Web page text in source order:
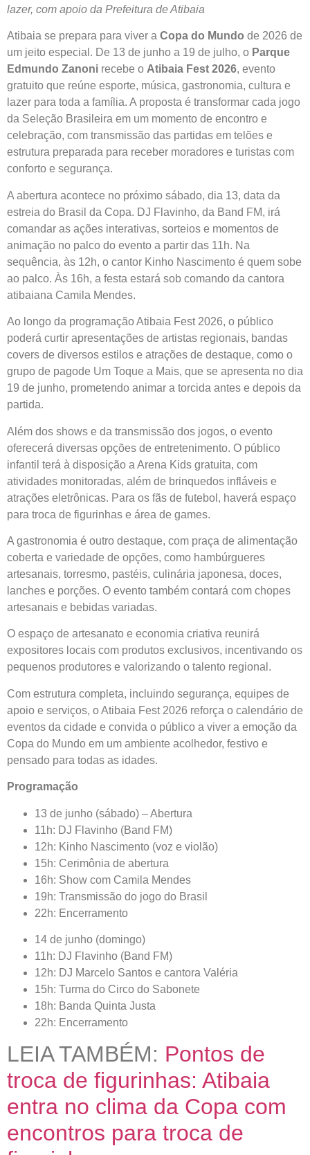
lazer, com apoio da Prefeitura de Atibaia
Atibaia se prepara para viver a Copa do Mundo de 2026 de
um jeito especial. De 13 de junho a 19 de julho, o Parque
Edmundo Zanoni recebe o Atibaia Fest 2026, evento
gratuito que reúne esporte, música, gastronomia, cultura e
lazer para toda a família. A proposta é transformar cada jogo
da Seleção Brasileira em um momento de encontro e
celebração, com transmissão das partidas em telões e
estrutura preparada para receber moradores e turistas com
conforto e segurança.
A abertura acontece no próximo sábado, dia 13, data da
estreia do Brasil da Copa. DJ Flavinho, da Band FM, irá
comandar as ações interativas, sorteios e momentos de
animação no palco do evento a partir das 11h. Na
sequência, às 12h, o cantor Kinho Nascimento é quem sobe
ao palco. Às 16h, a festa estará sob comando da cantora
atibaiana Camila Mendes.
Ao longo da programação Atibaia Fest 2026, o público
poderá curtir apresentações de artistas regionais, bandas
covers de diversos estilos e atrações de destaque, como o
grupo de pagode Um Toque a Mais, que se apresenta no dia
19 de junho, prometendo animar a torcida antes e depois da
partida.
Além dos shows e da transmissão dos jogos, o evento
oferecerá diversas opções de entretenimento. O público
infantil terá à disposição a Arena Kids gratuita, com
atividades monitoradas, além de brinquedos infláveis e
atrações eletrônicas. Para os fãs de futebol, haverá espaço
para troca de figurinhas e área de games.
A gastronomia é outro destaque, com praça de alimentação
coberta e variedade de opções, como hambúrgueres
artesanais, torresmo, pastéis, culinária japonesa, doces,
lanches e porções. O evento também contará com chopes
artesanais e bebidas variadas.
O espaço de artesanato e economia criativa reunirá
expositores locais com produtos exclusivos, incentivando os
pequenos produtores e valorizando o talento regional.
Com estrutura completa, incluindo segurança, equipes de
apoio e serviços, o Atibaia Fest 2026 reforça o calendário de
eventos da cidade e convida o público a viver a emoção da
Copa do Mundo em um ambiente acolhedor, festivo e
pensado para todas as idades.
Programação
13 de junho (sábado) – Abertura
11h: DJ Flavinho (Band FM)
12h: Kinho Nascimento (voz e violão)
15h: Cerimônia de abertura
16h: Show com Camila Mendes
19h: Transmissão do jogo do Brasil
22h: Encerramento
14 de junho (domingo)
11h: DJ Flavinho (Band FM)
12h: DJ Marcelo Santos e cantora Valéria
15h: Turma do Circo do Sabonete
18h: Banda Quinta Justa
22h: Encerramento
LEIA TAMBÉM: Pontos de
troca de figurinhas: Atibaia
entra no clima da Copa com
encontros para troca de